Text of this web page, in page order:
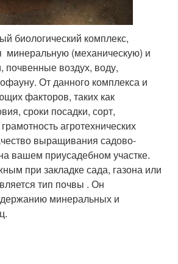
биологический комплекс,
(механическую) и
почвенные воздух, воду,
От данного комплекса и
факторов, таких как
сроки посадки, сорт,
агротехнических
выращивания садово-
вашем приусадебном участке.
при закладке сада, газона или
тип почвы . Он
минеральных и